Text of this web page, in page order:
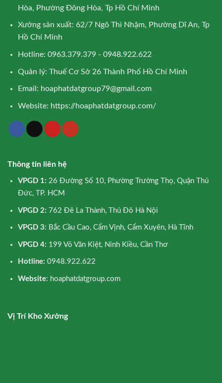
Hòa, Phường Đông Hòa, Tp Hồ Chí Minh
Xưởng sản xuất: 62/7 Ngô Thì Nhậm, Phường Dĩ An, Tp
Hồ Chí Minh
Hotline: 0963.379.379 - 0948.922.622
Quản lý: Thuế Cơ Sở 26 Thành Phố Hồ Chí Minh
Email: hoaphatdatgroup79@gmail.com
Website: https://hoaphatdatgroup.com/
Thông tin liên hệ
VPGD 1: 26 Đường Số 10, Phường Trường Thọ, Quận Thủ
Đức, TP. HCM
VPGD 2: 762 Đê La Thành, Thủ Đô Hà Nội
VPGD 3: Bắc Cầu Cao, Cẩm Vịnh, Cẩm Xuyên, Hà Tĩnh
VPGD 4: 199 Võ Văn Kiệt, Ninh Kiều, Cần Thơ
Hotline: 0948.922.622
Website: hoaphatdatgroup.com
Vị Trí Kho Xưởng